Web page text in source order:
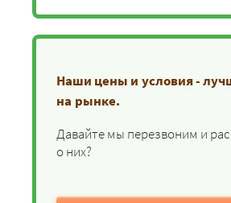
Наши цены и условия -
на рынке.
Давайте мы перезвоним и
о них?